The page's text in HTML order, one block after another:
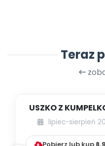
Teraz
USZKO Z
lipiec-sierpień